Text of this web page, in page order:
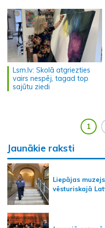
Lsm.lv: Skolā atgriezties
vairs nespēj, tagad top
sajūtu ziedi
1
Jaunākie raksti
Liepājas
vēsturiskajā